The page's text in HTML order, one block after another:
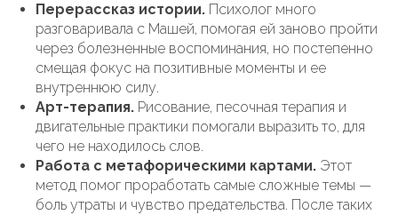
Перерассказ истории. Психолог много
разговаривала с Машей, помогая ей заново пройти
через болезненные воспоминания, но постепенно
смещая фокус на позитивные моменты и ее
внутреннюю силу.
Арт-терапия. Рисование, песочная терапия и
двигательные практики помогали выразить то, для
чего не находилось слов.
Работа с метафорическими картами. Этот
метод помог проработать самые сложные темы —
боль утраты и чувство предательства. После таких